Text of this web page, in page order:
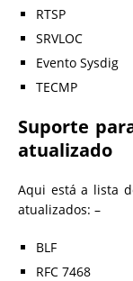
RTSP
SRVLOC
Evento Sysdig
TECMP
Suporte
atualizado
Aqui está a lista
atualizados: –
BLF
RFC 7468